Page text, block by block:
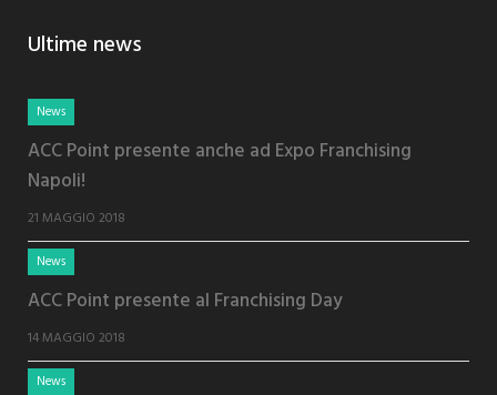
Ultime news
News
ACC Point presente anche ad Expo Franchising
Napoli!
21 MAGGIO 2018
News
ACC Point presente al Franchising Day
14 MAGGIO 2018
News